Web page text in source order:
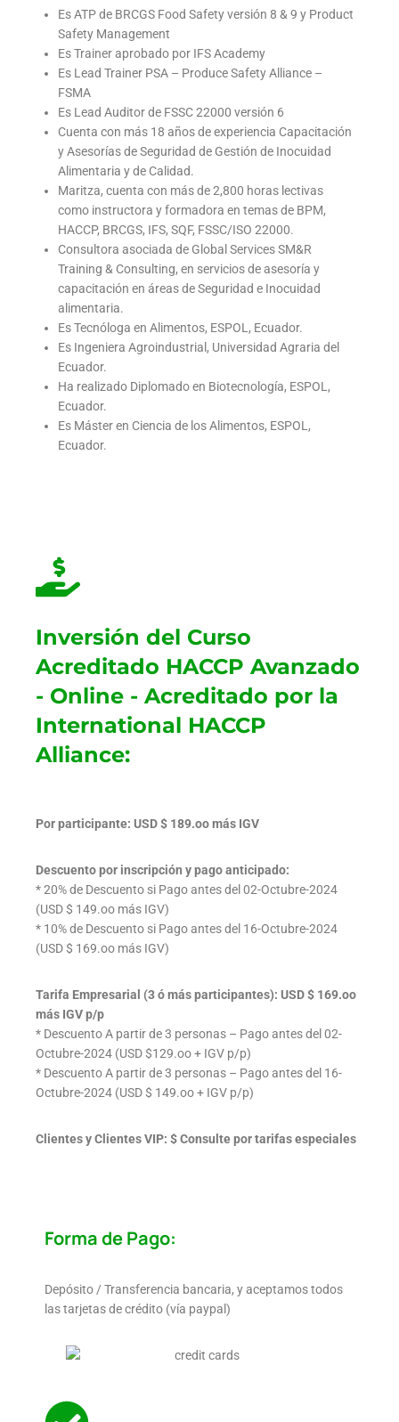
Es ATP de BRCGS Food Safety versión 8 & 9 y Product
Safety Management
Es Trainer aprobado por IFS Academy
Es Lead Trainer PSA – Produce Safety Alliance –
FSMA
Es Lead Auditor de FSSC 22000 versión 6
Cuenta con más 18 años de experiencia Capacitación
y Asesorías de Seguridad de Gestión de Inocuidad
Alimentaria y de Calidad.
Maritza, cuenta con más de 2,800 horas lectivas
como instructora y formadora en temas de BPM,
HACCP, BRCGS, IFS, SQF, FSSC/ISO 22000.
Consultora asociada de Global Services SM&R
Training & Consulting, en servicios de asesoría y
capacitación en áreas de Seguridad e Inocuidad
alimentaria.
Es Tecnóloga en Alimentos, ESPOL, Ecuador.
Es Ingeniera Agroindustrial, Universidad Agraria del
Ecuador.
Ha realizado Diplomado en Biotecnología, ESPOL,
Ecuador.
Es Máster en Ciencia de los Alimentos, ESPOL,
Ecuador.
Inversión del Curso
Acreditado HACCP Avanzado
- Online - Acreditado por la
International HACCP
Alliance:
Por participante: USD $ 189.oo más IGV
Descuento por inscripción y pago anticipado:
* 20% de Descuento si Pago antes del 02-Octubre-2024
(USD $ 149.oo más IGV)
* 10% de Descuento si Pago antes del 16-Octubre-2024
(USD $ 169.oo más IGV)
Tarifa Empresarial (3 ó más participantes): USD $ 169.oo
más IGV p/p
* Descuento A partir de 3 personas – Pago antes del 02-
Octubre-2024 (USD $129.oo + IGV p/p)
* Descuento A partir de 3 personas – Pago antes del 16-
Octubre-2024 (USD $ 149.oo + IGV p/p)
Clientes y Clientes VIP: $ Consulte por tarifas especiales
Forma de Pago:
Depósito / Transferencia bancaria, y aceptamos todos
las tarjetas de crédito (vía paypal)